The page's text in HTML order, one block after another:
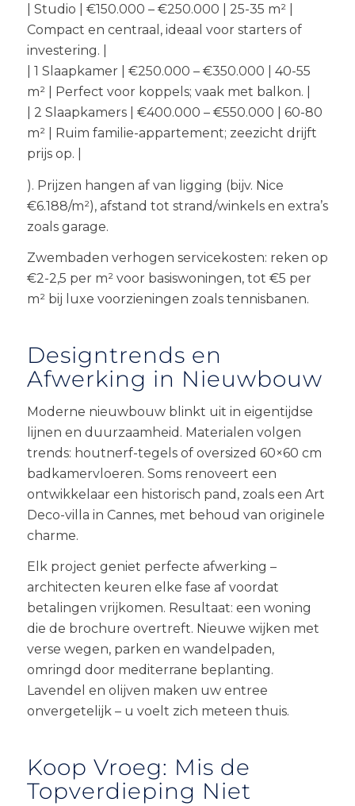
| Studio | €150.000 – €250.000 | 25-35 m² |
Compact en centraal, ideaal voor starters of
investering. |
| 1 Slaapkamer | €250.000 – €350.000 | 40-55
m² | Perfect voor koppels; vaak met balkon. |
| 2 Slaapkamers | €400.000 – €550.000 | 60-80
m² | Ruim familie-appartement; zeezicht drijft
prijs op. |
). Prijzen hangen af van ligging (bijv. Nice
€6.188/m²), afstand tot strand/winkels en extra’s
zoals garage.
Zwembaden verhogen servicekosten: reken op
€2-2,5 per m² voor basiswoningen, tot €5 per
m² bij luxe voorzieningen zoals tennisbanen.
Designtrends en
Afwerking in Nieuwbouw
Moderne nieuwbouw blinkt uit in eigentijdse
lijnen en duurzaamheid. Materialen volgen
trends: houtnerf-tegels of oversized 60×60 cm
badkamervloeren. Soms renoveert een
ontwikkelaar een historisch pand, zoals een Art
Deco-villa in Cannes, met behoud van originele
charme.
Elk project geniet perfecte afwerking –
architecten keuren elke fase af voordat
betalingen vrijkomen. Resultaat: een woning
die de brochure overtreft. Nieuwe wijken met
verse wegen, parken en wandelpaden,
omringd door mediterrane beplanting.
Lavendel en olijven maken uw entree
onvergetelijk – u voelt zich meteen thuis.
Koop Vroeg: Mis de
Topverdieping Niet